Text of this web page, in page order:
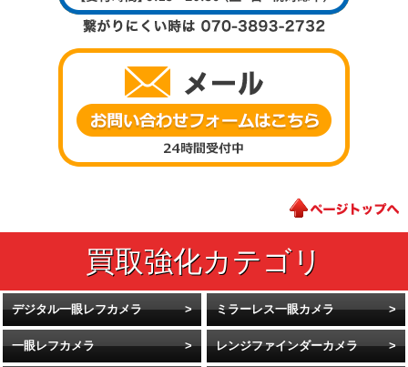
デジタル一眼レフカメラ ミラーレス一眼カメラ
一眼レフカメラ レンジファインダーカメラ